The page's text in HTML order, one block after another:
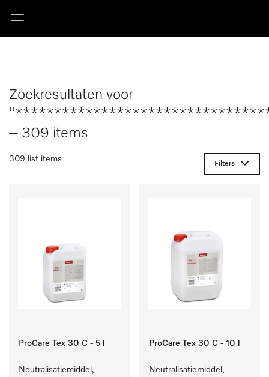
Zoekresultaten voor
– 309 items
309 list items
Filters
ProCare Tex 30 C - 5 l
Neutralisatiemiddel,
ProCare Tex 30 C - 10 l
Neutralisatiemiddel,